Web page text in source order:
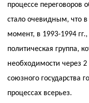
процессе
стало очевидным, что
момент, в 1993-1994
политическая группа,
необходимости через
союзного государства
процессах всерьез.